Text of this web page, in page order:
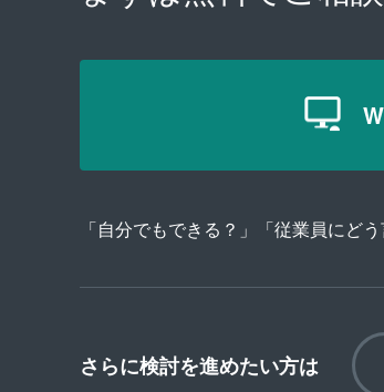
「自分でもできる？」「従業員にど
さらに検討を進めたい方は